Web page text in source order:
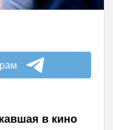
в кино